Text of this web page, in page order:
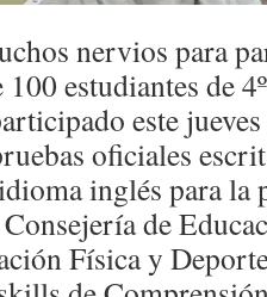
nervios para
estudiantes de
este
oficiales
inglés para la
de
Física y